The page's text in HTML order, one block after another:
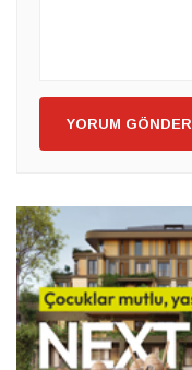
YORUM GÖNDER